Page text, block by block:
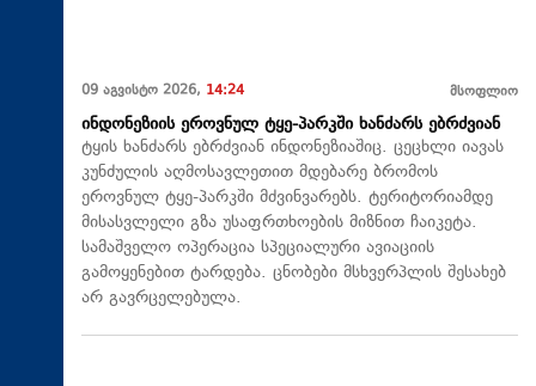
09 აგვისტო 2026, 14:24 მსოფლიო
ინდონეზიის ეროვნულ ტყე-პარკში ხანძარს ებრძვიან
ტყის ხანძარს ებრძვიან ინდონეზიაშიც. ცეცხლი იავას
კუნძულის აღმოსავლეთით მდებარე ბრომოს
ეროვნულ ტყე-პარკში მძვინვარებს. ტერიტორიამდე
მისასვლელი გზა უსაფრთხოების მიზნით ჩაიკეტა.
სამაშველო ოპერაცია სპეციალური ავიაციის
გამოყენებით ტარდება. ცნობები მსხვერპლის შესახებ
არ გავრცელებულა.